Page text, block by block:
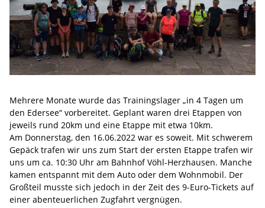
Mehrere Monate wurde das Trainingslager „in 4 Tagen um
den Edersee“ vorbereitet. Geplant waren drei Etappen von
jeweils rund 20km und eine Etappe mit etwa 10km.
Am Donnerstag, den 16.06.2022 war es soweit. Mit schwerem
Gepäck trafen wir uns zum Start der ersten Etappe trafen wir
uns um ca. 10:30 Uhr am Bahnhof Vöhl-Herzhausen. Manche
kamen entspannt mit dem Auto oder dem Wohnmobil. Der
Großteil musste sich jedoch in der Zeit des 9-Euro-Tickets auf
einer abenteuerlichen Zugfahrt vergnügen.